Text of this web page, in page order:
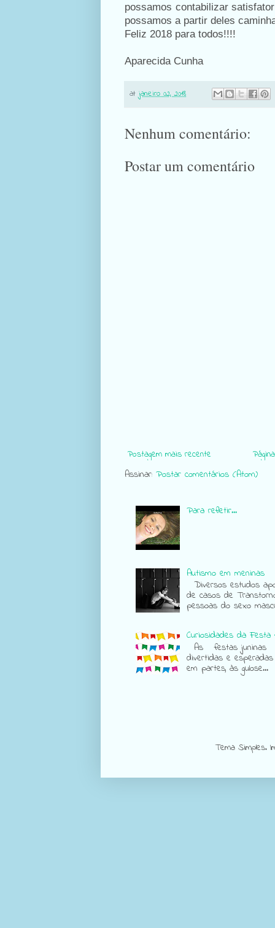
possamos contabilizar
possamos a partir deles
Feliz 2018 para todos!!!!
Aparecida Cunha
atjaneiro 02, 2018
Nenhum comentário:
Postar um comentário
Postagem mais recente
Assinar:Postar comentários (Atom)
Para refletir...
Autismo em meninas
Diversos estudos
de casos de
pessoas do sexo
Curiosidades da Festa
As festas juninas
divertidas e
em partes, às gulose...
Tema Simples.